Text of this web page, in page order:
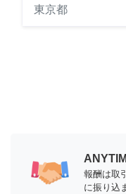
東京都
報酬は取
に振り込